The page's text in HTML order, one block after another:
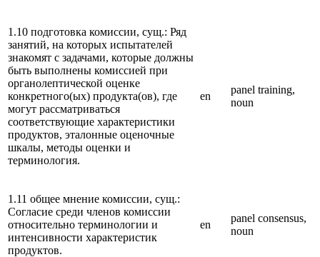
1.10 подготовка комиссии, сущ.: Ряд
занятий, на которых испытателей
знакомят с задачами, которые должны
быть выполнены комиссией при
органолептической оценке
конкретного(ых) продукта(ов), где
могут рассматриваться
соответствующие характеристики
продуктов, эталонные оценочные
шкалы, методы оценки и
терминология.
en
panel training,
noun
1.11 общее мнение комиссии, сущ.:
Согласие среди членов комиссии
относительно терминологии и
интенсивности характеристик
продуктов.
en
panel consensus,
noun